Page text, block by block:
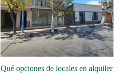
Qué opciones de locales en alquiler